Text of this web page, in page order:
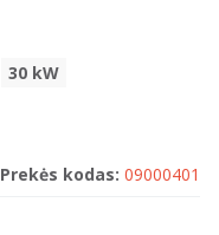
30 kW
Prekės kodas: 09000401